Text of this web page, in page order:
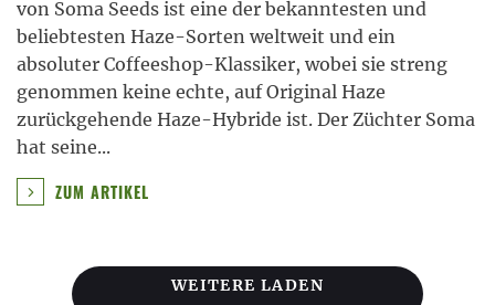
von Soma Seeds ist eine der bekanntesten und
beliebtesten Haze-Sorten weltweit und ein
absoluter Coffeeshop-Klassiker, wobei sie streng
genommen keine echte, auf Original Haze
zurückgehende Haze-Hybride ist. Der Züchter Soma
hat seine...
ZUM ARTIKEL
WEITERE LADEN